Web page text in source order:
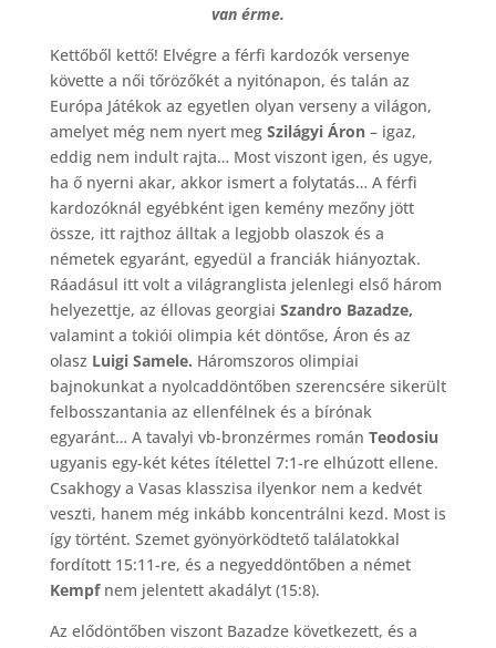
van érme.
Kettőből kettő! Elvégre a férfi kardozók versenye
követte a női tőrözőkét a nyitónapon, és talán az
Európa Játékok az egyetlen olyan verseny a világon,
amelyet még nem nyert meg Szilágyi Áron– igaz,
eddig nem indult rajta… Most viszont igen, és ugye,
ha ő nyerni akar, akkor ismert a folytatás… A férfi
kardozóknál egyébként igen kemény mezőny jött
össze, itt rajthoz álltak a legjobb olaszok és a
németek egyaránt, egyedül a franciák hiányoztak.
Ráadásul itt volt a világranglista jelenlegi első három
helyezettje, az éllovas georgiai Szandro Bazadze,
valamint a tokiói olimpia két döntőse, Áron és az
olasz Luigi Samele. Háromszoros olimpiai
bajnokunkat a nyolcaddöntőben szerencsére sikerült
felbosszantania az ellenfélnek és a bírónak
egyaránt… A tavalyi vb-bronzérmes román Teodosiu
ugyanis egy-két kétes ítélettel 7:1-re elhúzott ellene.
Csakhogy a Vasas klasszisa ilyenkor nem a kedvét
veszti, hanem még inkább koncentrálni kezd. Most is
így történt. Szemet gyönyörködtető találatokkal
fordított 15:11-re, és a negyeddöntőben a német
Kempf nem jelentett akadályt (15:8).
Az elődöntőben viszont Bazadze következett, és a